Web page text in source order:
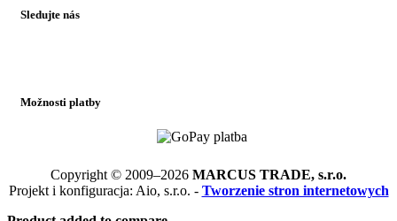
Sledujte nás
Možnosti platby
Copyright © 2009–2026 MARCUS TRADE, s.r.o.
Projekt i konfiguracja: Aio, s.r.o. - Tworzenie stron internetowych